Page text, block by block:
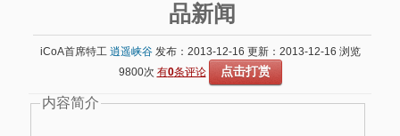
品新闻
iCoA首席特工 逍遥峡谷发布：2013-12-16 更新：2013-12-16 浏览
9800次 有0条评论 点击打赏
内容简介